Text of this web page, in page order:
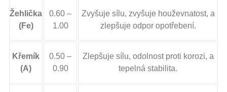
Žehlička
(Fe)
0.60 –
1.00
Zvyšuje sílu, zvyšuje houževnatost, a
zlepšuje odpor opotřebení.
Křemík
(A)
0.50 –
0.90
Zlepšuje sílu, odolnost proti korozi, a
tepelná stabilita.